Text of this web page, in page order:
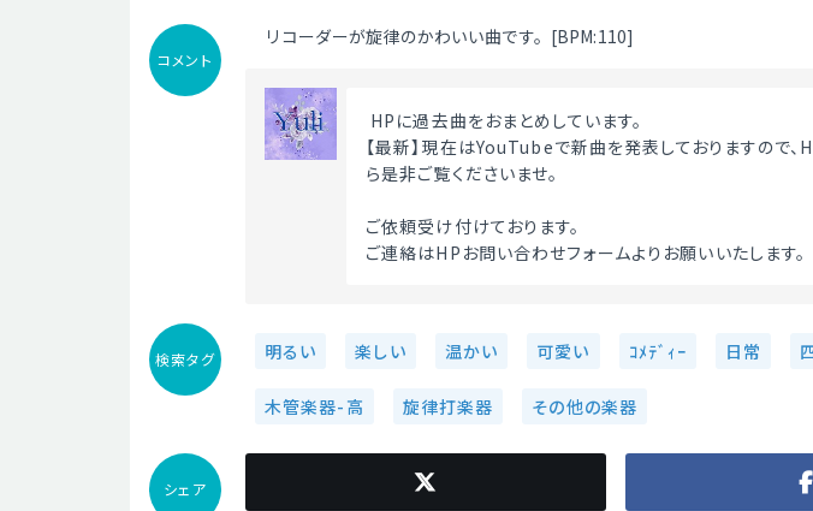
コメント
リコーダーが旋律のかわいい曲です。[BPM:110]
HPに過去曲をおまとめしています。
【最新】現在はYouTubeで新曲を発表しておりますので、
ら是非ご覧くださいませ。
ご依頼受け付けております。
ご連絡はHPお問い合わせフォームよりお願いいたします。
検索タグ 明るい 楽しい 温かい 可愛い ｺﾒﾃﾞｨｰ 日常
木管楽器-高 旋律打楽器 その他の楽器
シェア